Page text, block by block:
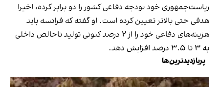
ریاست‌جمهوری خود بودجه دفاعی کشور را دو برابر کرده، اخیرا
هدفی حتی بالاتر تعیین کرده است. او گفته که فرانسه باید
هزینه‌های دفاعی خود را از ۲ درصد کنونی تولید ناخالص داخلی
به ۳ تا ۳.۵ درصد افزایش دهد.
پربازدیدترین‌ها